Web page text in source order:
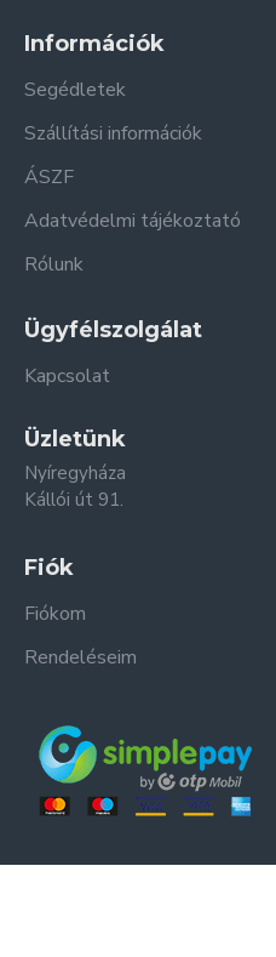
Információk
Segédletek
Szállítási információk
ÁSZF
Adatvédelmi tájékoztató
Rólunk
Ügyfélszolgálat
Kapcsolat
Üzletünk
Nyíregyháza
Kállói út 91.
Fiók
Fiókom
Rendeléseim